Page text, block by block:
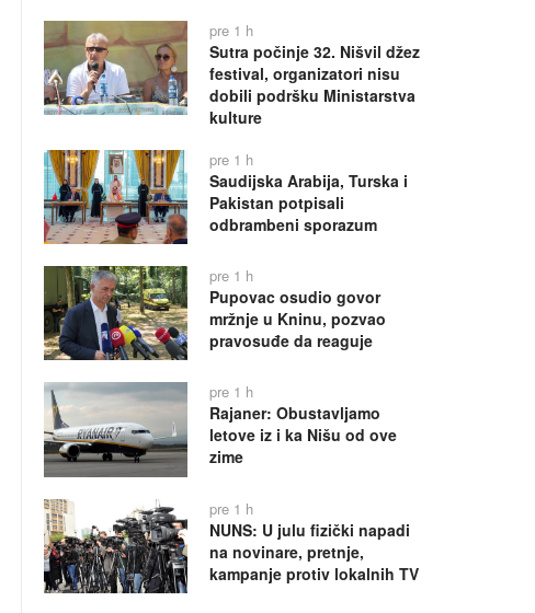
pre 1 h
Sutra počinje 32. Nišvil džez
festival, organizatori nisu
dobili podršku Ministarstva
kulture
pre 1 h
Saudijska Arabija, Turska i
Pakistan potpisali
odbrambeni sporazum
pre 1 h
Pupovac osudio govor
mržnje u Kninu, pozvao
pravosuđe da reaguje
pre 1 h
Rajaner: Obustavljamo
letove iz i ka Nišu od ove
zime
pre 1 h
NUNS: U julu fizički napadi
na novinare, pretnje,
kampanje protiv lokalnih TV